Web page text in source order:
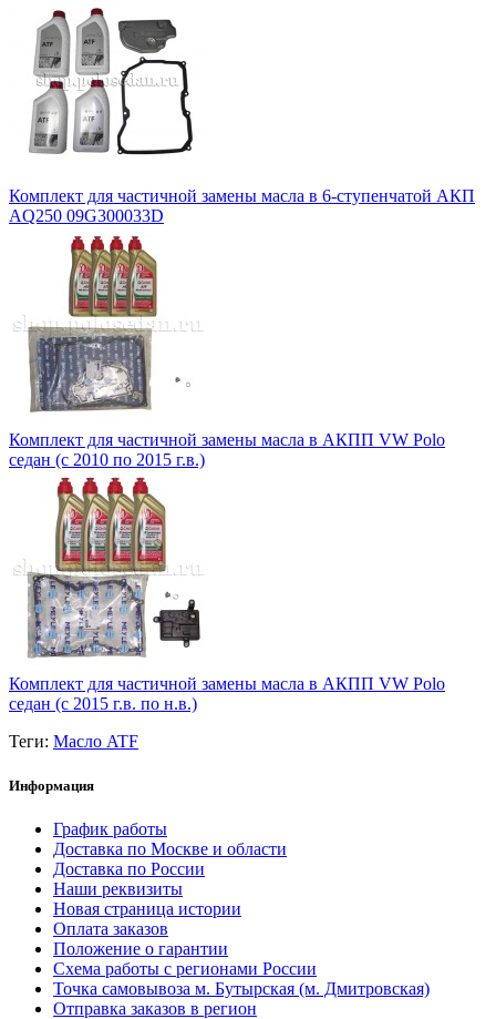
Комплект для частичной замены масла в 6-ступенчатой АКП
AQ250 09G300033D
Комплект для частичной замены масла в АКПП VW Polo
седан (с 2010 по 2015 г.в.)
Комплект для частичной замены масла в АКПП VW Polo
седан (с 2015 г.в. по н.в.)
Теги: Масло ATF
Информация
График работы
Доставка по Москве и области
Доставка по России
Наши реквизиты
Новая страница истории
Оплата заказов
Положение о гарантии
Схема работы с регионами России
Точка самовывоза м. Бутырская (м. Дмитровская)
Отправка заказов в регион